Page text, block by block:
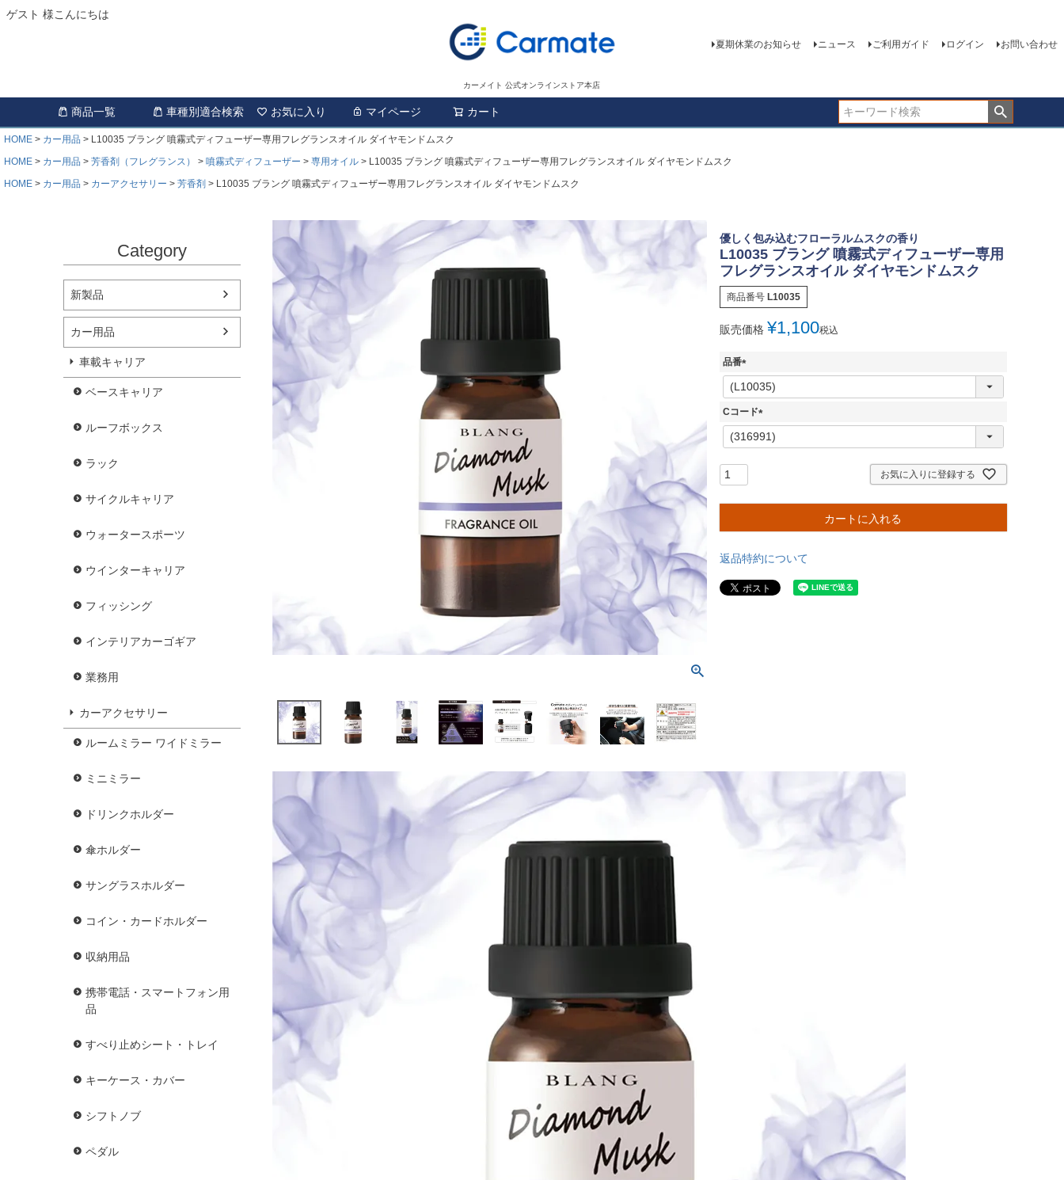
ゲスト 様こんにちは
カーメイト 公式オンラインストア本店
夏期休業のお知らせ ニュース ご利用ガイド ログイン お問い合わせ
商品一覧 車種別適合検索 お気に入り マイページ カート
HOME カー用品
L10035 ブラング 噴霧式ディフューザー専用フレグランスオイル ダイヤモンドムスク
HOME
カー用品 芳香剤（フレグランス） 噴霧式ディフューザー 専用オイル
L10035 ブラング 噴霧式ディフューザー専用フレグランスオイル ダイヤモンドムスク
HOME
カー用品 カーアクセサリー 芳香剤 L10035 ブラング 噴霧式ディフューザー専用フレグランスオイル ダイヤモンドムスク
Category
新製品
カー用品
車載キャリア
ベースキャリア
ルーフボックス
ラック
サイクルキャリア
ウォータースポーツ
ウインターキャリア
フィッシング
インテリアカーゴギア
業務用
カーアクセサリー
ルームミラー ワイドミラー
ミニミラー
ドリンクホルダー
傘ホルダー
サングラスホルダー
コイン・カードホルダー
収納用品
携帯電話・スマートフォン用
品
すべり止めシート・トレイ
キーケース・カバー
シフトノブ
ペダル
優しく包み込むフローラルムスクの香り
L10035 ブラング 噴霧式ディフューザー専用
フレグランスオイル ダイヤモンドムスク
商品番号 L10035
販売価格 ¥1,100税込
品番
(
必
須
Cコード
(
必
お気に入りに登録する
カートに入れる
返品特約について